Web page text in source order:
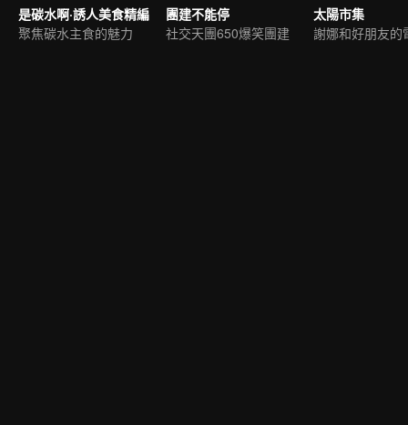
是碳水啊·誘人美食精編
聚焦碳水主食的魅力
團建不能停
社交天團650爆笑團建
太陽市集